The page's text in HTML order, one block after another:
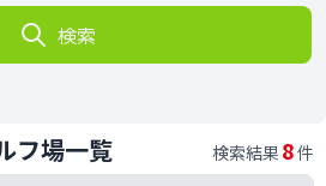
検索
フ場一覧 検索結果 8件